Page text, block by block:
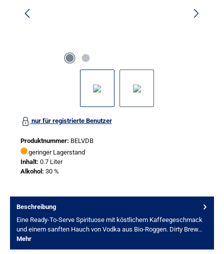
nur für registrierte Benutzer
Produktnummer: BELVDB
geringer Lagerstand
Inhalt: 0.7 Liter
Alkohol: 30 %
Beschreibung
Eine Ready-To-Serve Spirituose mit köstlichem Kaffeegeschmack
und einem sanften Hauch von Vodka aus Bio-Roggen. Dirty Brew…
Mehr